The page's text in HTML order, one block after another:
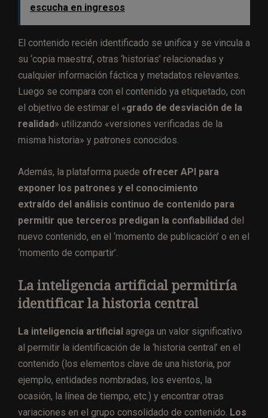
escucha en ingresos
El contenido recién identificado se unifica y se vincula a
su ‘copia maestra’, otras ‘historias’ relacionadas y
cualquier información fáctica y metadatos relevantes.
Luego se compara con el contenido ya etiquetado, con
el objetivo de estimar el «grado de desviación de la
realidad» utilizando «versiones verificadas de la
misma historia» y patrones conocidos.
Además, la plataforma puede ofrecer API para
exponer los patrones y el conocimiento
extraído del análisis continuo de contenido para
permitir que terceros predigan la confiabilidad del
nuevo contenido, en el ‘momento de publicación’ o en el
‘momento de compartir’.
La inteligencia artificial permitiría
identificar la historia central
La inteligencia artificial agrega un valor significativo
al permitir la identificación de la ‘historia central’ en el
contenido (los elementos clave de una historia, por
ejemplo, entidades nombradas, los eventos, la
ocasión, la línea de tiempo, etc.) y encontrar otras
variaciones en el grupo consolidado de contenido. Los